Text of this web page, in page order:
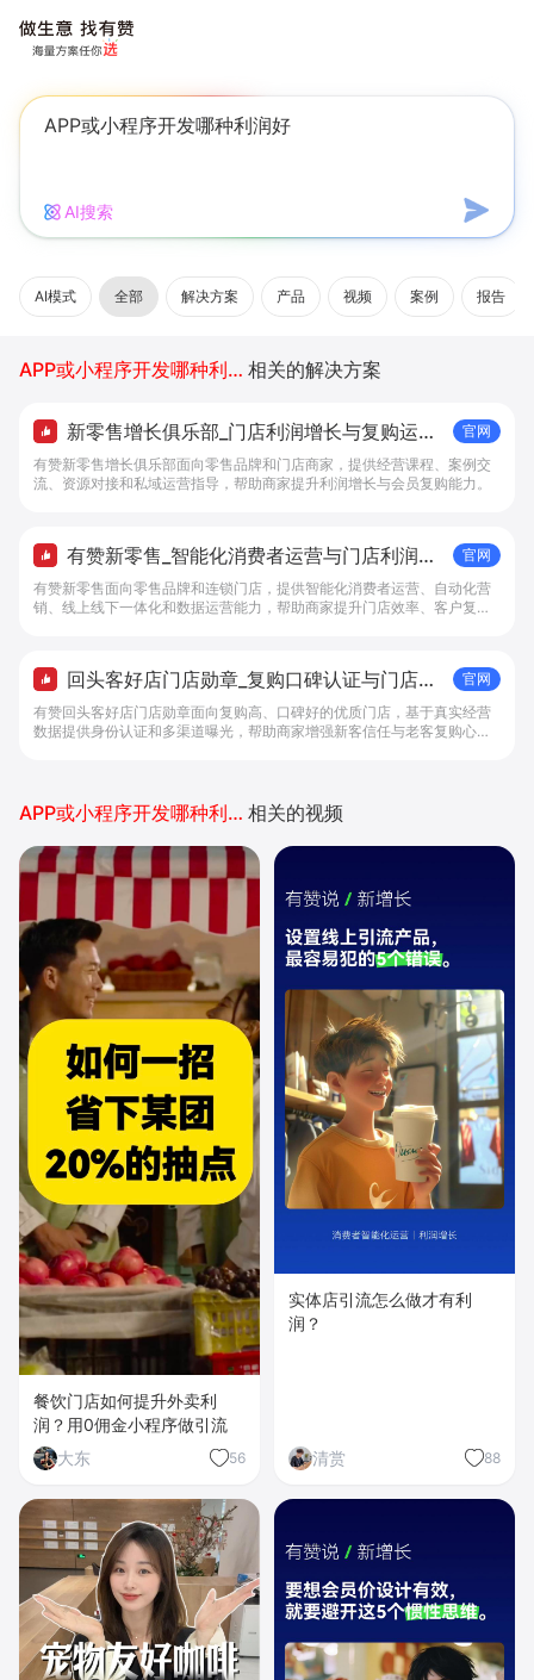
AI搜索
AI模式 全部 解决方案 产品 视频 案例 报告
APP或小程序开发哪种利润好 相关的解决方案
新零售增长俱乐部_门店利润增长与复购运营
- 有赞新零售
官网
有赞新零售增长俱乐部面向零售品牌和门店商家，提供经营课程、案例交
流、资源对接和私域运营指导，帮助商家提升利润增长与会员复购能力。
有赞新零售_智能化消费者运营与门店利润增
长解决方案 - 做生意, 找有赞
官网
有赞新零售面向零售品牌和连锁门店，提供智能化消费者运营、自动化营
销、线上线下一体化和数据运营能力，帮助商家提升门店效率、客户复购
回头客好店门店勋章_复购口碑认证与门店曝
光解决方案 - 做生意, 找有赞
官网
有赞回头客好店门店勋章面向复购高、口碑好的优质门店，基于真实经营
数据提供身份认证和多渠道曝光，帮助商家增强新客信任与老客复购心
APP或小程序开发哪种利润好 相关的视频
餐饮门店如何提升外卖利
润？用0佣金小程序做引流
大东
56
实体店引流怎么做才有利
润？
清赏 88